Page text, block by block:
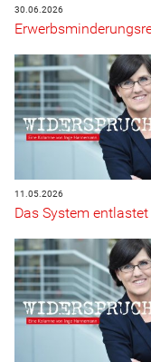
30.06.2026
11.05.2026
Das System